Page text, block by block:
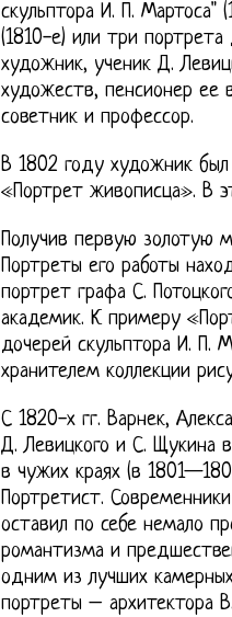
скульптора И. П. Мартоса"
(1810-е) или три
художник, ученик Д.
художеств, пенсионер ее
советник и профессор.
В 1802 году художник
«Портрет живописца». В
Получив первую золотую
Портреты его работы
портрет графа С.
академик. К примеру
дочерей скульптора И. П.
хранителем коллекции
С 1820-х гг. Варнек,
Д. Левицкого и С. Щукина
в чужих краях (в
Портретист.
оставил по себе немало
романтизма и
одним из лучших
портреты – архитектора